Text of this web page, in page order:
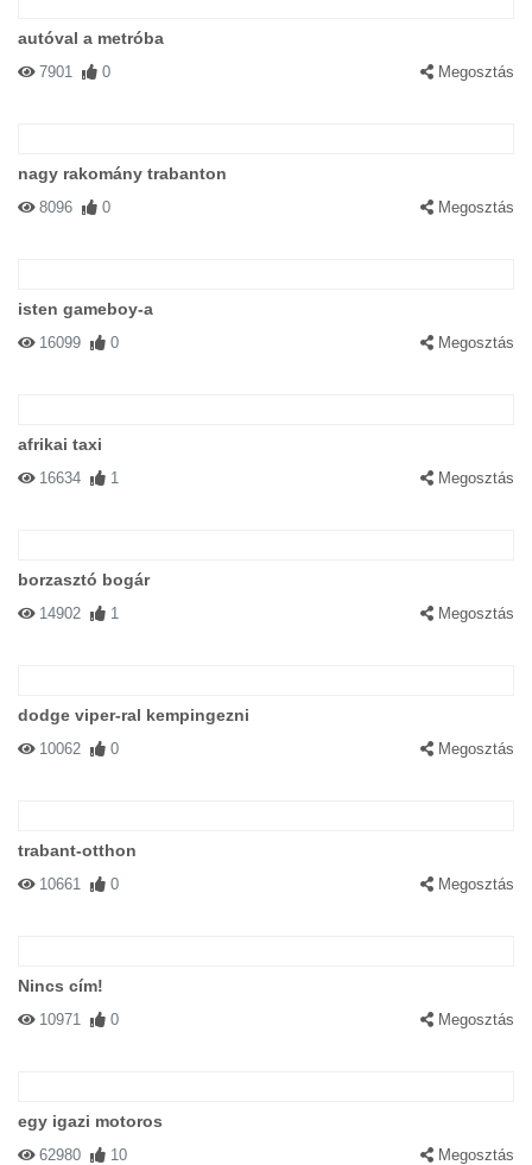
autóval a metróba
7901 0 Megosztás
nagy rakomány trabanton
8096 0 Megosztás
isten gameboy-a
16099 0 Megosztás
afrikai taxi
16634 1 Megosztás
borzasztó bogár
14902 1 Megosztás
dodge viper-ral kempingezni
10062 0 Megosztás
trabant-otthon
10661 0 Megosztás
Nincs cím!
10971 0 Megosztás
egy igazi motoros
62980 10 Megosztás